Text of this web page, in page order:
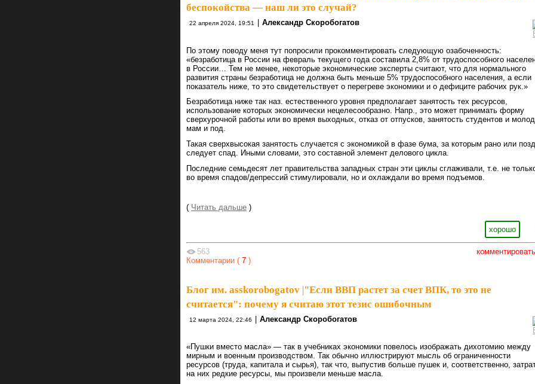
беспокойства — наш ли это случай?
22 апреля 2024, 19:51 Александр Скоробогатов
По этому поводу меня тут попросили прокомментировать следующую озабоченность:
«безработица в России на февраль текущего года составила 2,8% от трудоспособного
в России… Тем не менее, некоторые экономические эксперты считают, что для нормального
развития страны безработица не должна быть меньше 5% трудоспособного населения, а если
показатель ниже, то это свидетельствует о перегреве экономики и о дефиците рабочих рук.»
Безработица ниже так наз. естественного уровня предполагает занятость тех ресурсов,
использование которых экономически нецелесообразно. Напр., это может принимать форму
сверхурочной работы или во время выходных, отказ от отпусков, занятость студентов и
мам и под.
Такая сверхвысокая занятость случается с экономикой в фазе бума, за которым рано или
следует спад. Иными словами, это составной элемент делового цикла.
Последние семьдесят лет правительства западных стран эти циклы сглаживали, т.е. не
во время спадов/депрессий стимулировали, но и охлаждали во время подъемов.
( Читать дальше )
хорошо
комментировать
563
Комментарии ( 7 )
Блог им. asskorobogatov "Если ВВП растет за счет ВПК, то это не
считается": почему я считаю этот тезис ошибочным
12 марта 2024, 22:46 Александр Скоробогатов
«Пушки вместо масла» — так в учебниках экономики повелось изображать дихотомию между
мирным и военным производством. Так обычно иллюстрируют мысль об ограниченности
ресурсов (труда, капитала и сырья), так что, выпустив больше пушек и, соответственно,
на них редкие ресурсы, мы произвели меньше масла.